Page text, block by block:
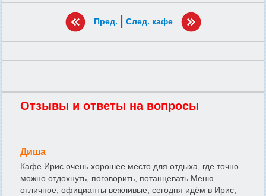
Пред. | След. кафе
Отзывы и ответы на вопросы
Диша
Кафе Ирис очень хорошее место для отдыха, где точно
можно отдохнуть, поговорить, потанцевать.Меню
отличное, официанты вежливые, сегодня идём в Ирис,